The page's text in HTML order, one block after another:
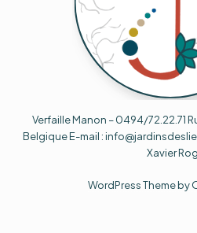
Verfaille Manon – 0494/72.22.71
Belgique E-mail :
Xavier
WordPress Theme by